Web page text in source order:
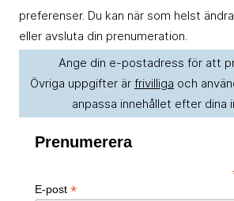
preferenser. Du kan när som helst
eller avsluta din prenumeration.
Ange din e-postadress för att
Övriga uppgifter är frivilliga och
anpassa innehållet efter dina
Prenumerera
E-post *